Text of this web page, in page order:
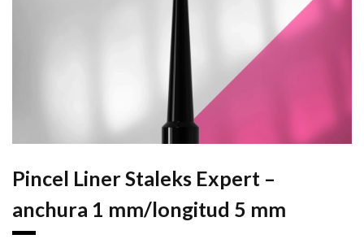
Pincel Liner Staleks Expert –
anchura 1 mm/longitud 5 mm